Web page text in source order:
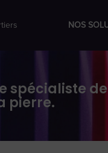
NOS
spécialiste
pierre.